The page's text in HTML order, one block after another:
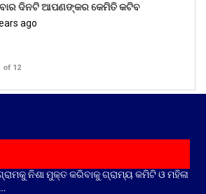
ଦିନଟି ଆପଣଙ୍କର କେମିତି କଟିବ
ago
of 12
ନିଶା ମୁକ୍ତ କରିବାକୁ ଗ୍ରାମ୍ୟ କମିଟି ଓ ମହିଳା